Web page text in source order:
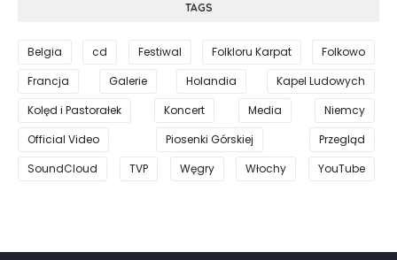
TAGS
Belgia cd Festiwal Folkloru Karpat
Folkowo
Francja
Galerie Holandia
Kapel Ludowych
Kolęd i Pastorałek
Koncert Media
Niemcy
Official Video
Piosenki Górskiej
Przegląd
SoundCloud
TVP Węgry Włochy YouTube